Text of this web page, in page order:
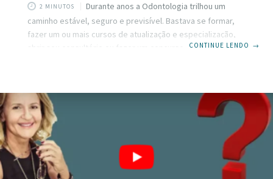
2 MINUTOS
Durante anos a Odontologia trilhou um
caminho estável, seguro e previsível. Bastava se formar,
fazer um ou mais cursos de atualização e especialização,
abrir seu consultório ou fazer um concurso. Tinha quem
como não poderia deixar de ser a Odontologia também. E
no trajeto dessas mudanças parece que se chegou
CONTINUE LENDO →